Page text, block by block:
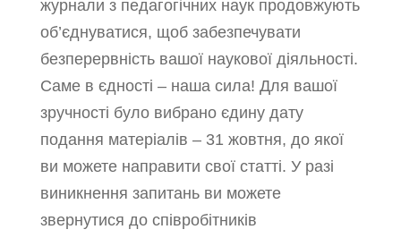
журнали з педагогічних наук продовжують
об’єднуватися, щоб забезпечувати
безперервність вашої наукової діяльності.
Саме в єдності – наша сила! Для вашої
зручності було вибрано єдину дату
подання матеріалів – 31 жовтня, до якої
ви можете направити свої статті. У разі
виникнення запитань ви можете
звернутися до співробітників